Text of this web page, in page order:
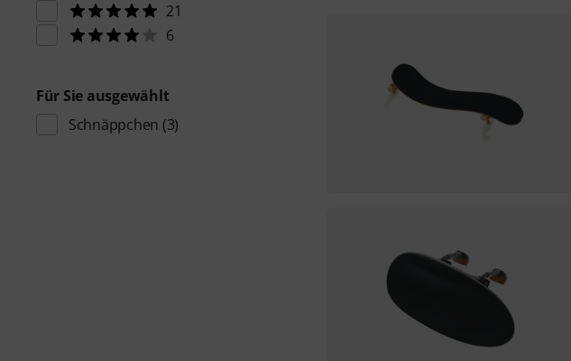
21
6
Für Sie ausgewählt
Schnäppchen (3)